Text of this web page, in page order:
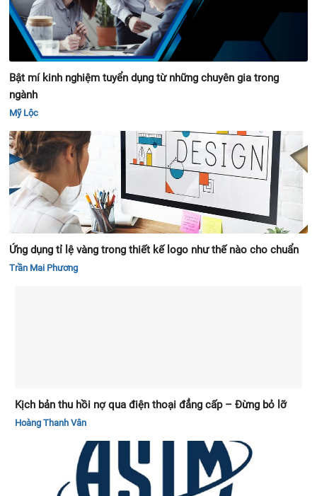
Bật mí kinh nghiệm tuyển dụng từ những chuyên gia trong
ngành
Mỹ Lộc
Ứng dụng tỉ lệ vàng trong thiết kế logo như thế nào cho chuẩn
Trần Mai Phương